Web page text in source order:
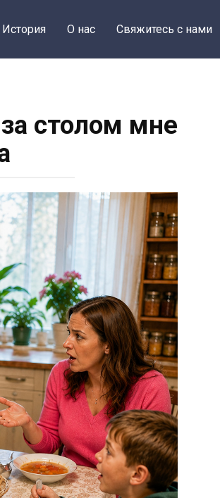
История О нас Свяжитесь с нами
столом мне